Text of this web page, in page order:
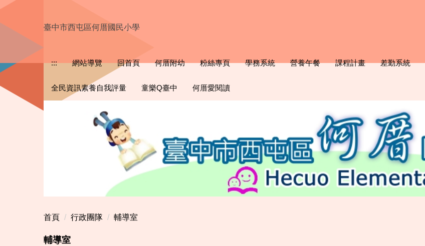
跳
主
容
臺中市西屯區何厝國民小學
::: 網站導覽 回首頁 何厝附幼 粉絲專頁 學務系統 營養午餐 課程計畫 差勤系統
全民資訊素養自我評量 童樂Q臺中 何厝愛閱讀
首頁 行政團隊 輔導室
輔導室